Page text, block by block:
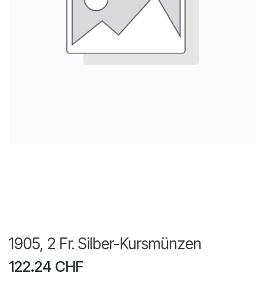
1905, 2 Fr. Silber-Kursmünzen
122.24 CHF